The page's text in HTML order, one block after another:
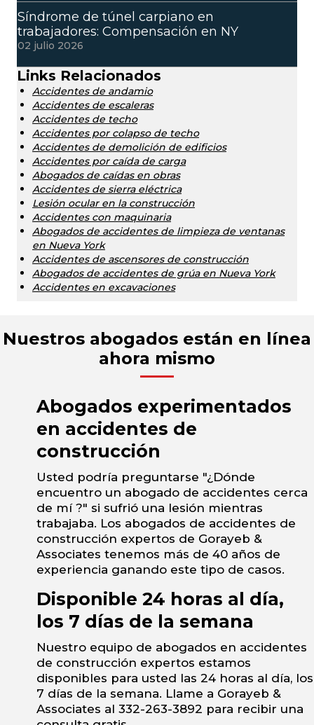
Síndrome de túnel carpiano en
trabajadores: Compensación en NY
02 julio 2026
Links Relacionados
Accidentes de andamio
Accidentes de escaleras
Accidentes de techo
Accidentes por colapso de techo
Accidentes de demolición de edificios
Accidentes por caída de carga
Abogados de caídas en obras
Accidentes de sierra eléctrica
Lesión ocular en la construcción
Accidentes con maquinaria
Abogados de accidentes de limpieza de ventanas
en Nueva York
Accidentes de ascensores de construcción
Abogados de accidentes de grúa en Nueva York
Accidentes en excavaciones
Nuestros abogados están en línea
ahora mismo
Abogados experimentados
en accidentes de
construcción
Usted podría preguntarse "¿Dónde
encuentro un abogado de accidentes cerca
de mí ?" si sufrió una lesión mientras
trabajaba. Los abogados de accidentes de
construcción expertos de Gorayeb &
Associates tenemos más de 40 años de
experiencia ganando este tipo de casos.
Disponible 24 horas al día,
los 7 días de la semana
Nuestro equipo de abogados en accidentes
de construcción expertos estamos
disponibles para usted las 24 horas al día, los
7 días de la semana. Llame a Gorayeb &
Associates al 332-263-3892 para recibir una